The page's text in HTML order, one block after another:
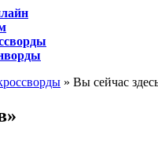
» Вы сейчас